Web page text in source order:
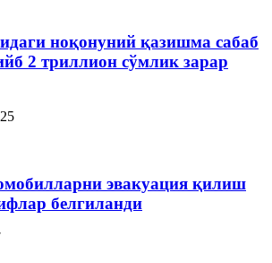
ноқонуний қазишма сабаб
2 триллион сўмлик зарар
эвакуация қилиш
белгиланди